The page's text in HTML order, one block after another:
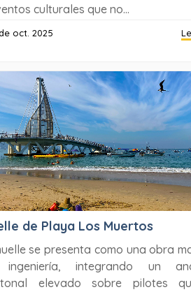
culturales que no...
oct. 2025
de Playa Los Muertos
se presenta como una obra
integrando un
elevado sobre pilotes